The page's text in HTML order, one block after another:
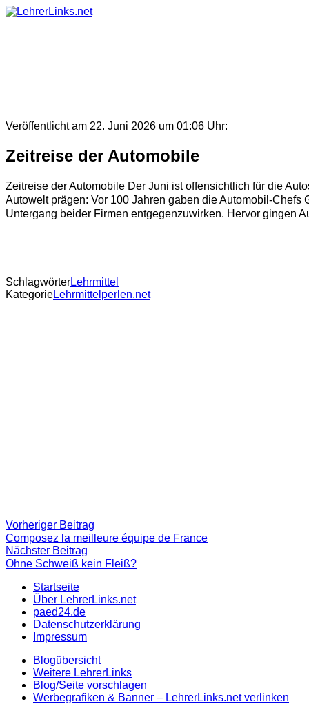
Skip
Veröffentlicht am 22. Juni 2026 um 01:06 Uhr:
Zeitreise der Automobile
Zeitreise der Automobile Der Juni ist offensichtlich für die
Autowelt prägen: Vor 100 Jahren gaben die Automobil-
Untergang beider Firmen entgegenzuwirken. Hervor gingen
SchlagwörterLehrmittel
KategorieLehrmittelperlen.net
Beitragsnavigation
Vorheriger Beitrag
Beitrag:
Composez la meilleure équipe de France
Nächster Beitrag
Beitrag
Ohne Schweiß kein Fleiß?
Startseite
Über LehrerLinks.net
paed24.de
Datenschutzerklärung
Impressum
Blogübersicht
Weitere LehrerLinks
Blog/Seite vorschlagen
Werbegrafiken & Banner – LehrerLinks.net verlinken